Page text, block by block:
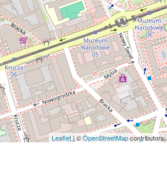
Leaflet| ©OpenStreetMapcontributors